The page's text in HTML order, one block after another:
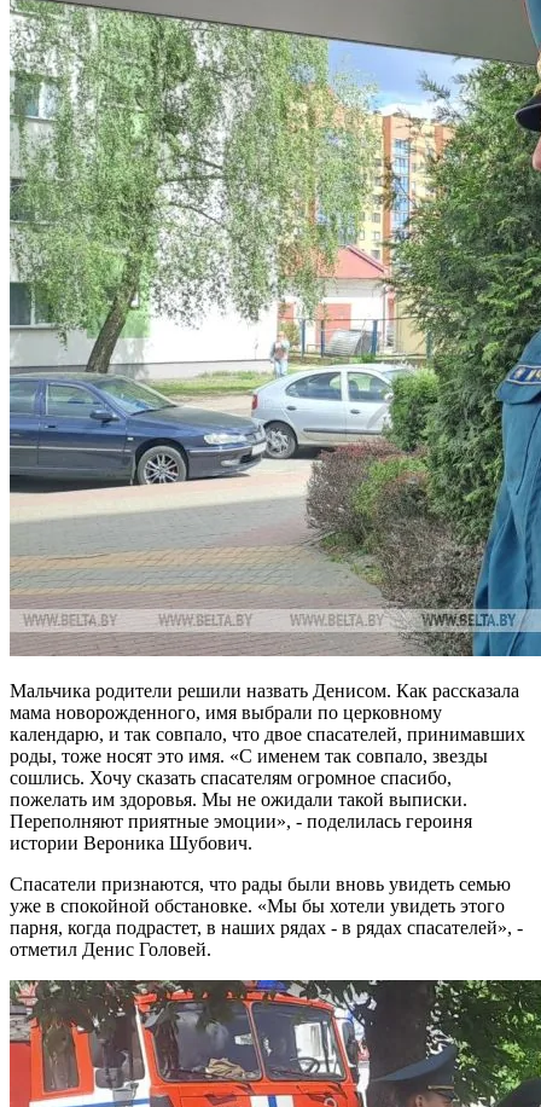
Мальчика родители решили назвать Денисом. Как рассказала
мама новорожденного, имя выбрали по церковному
календарю, и так совпало, что двое спасателей, принимавших
роды, тоже носят это имя. «С именем так совпало, звезды
сошлись. Хочу сказать спасателям огромное спасибо,
пожелать им здоровья. Мы не ожидали такой выписки.
Переполняют приятные эмоции», - поделилась героиня
истории Вероника Шубович.
Спасатели признаются, что рады были вновь увидеть семью
уже в спокойной обстановке. «Мы бы хотели увидеть этого
парня, когда подрастет, в наших рядах - в рядах спасателей», -
отметил Денис Головей.